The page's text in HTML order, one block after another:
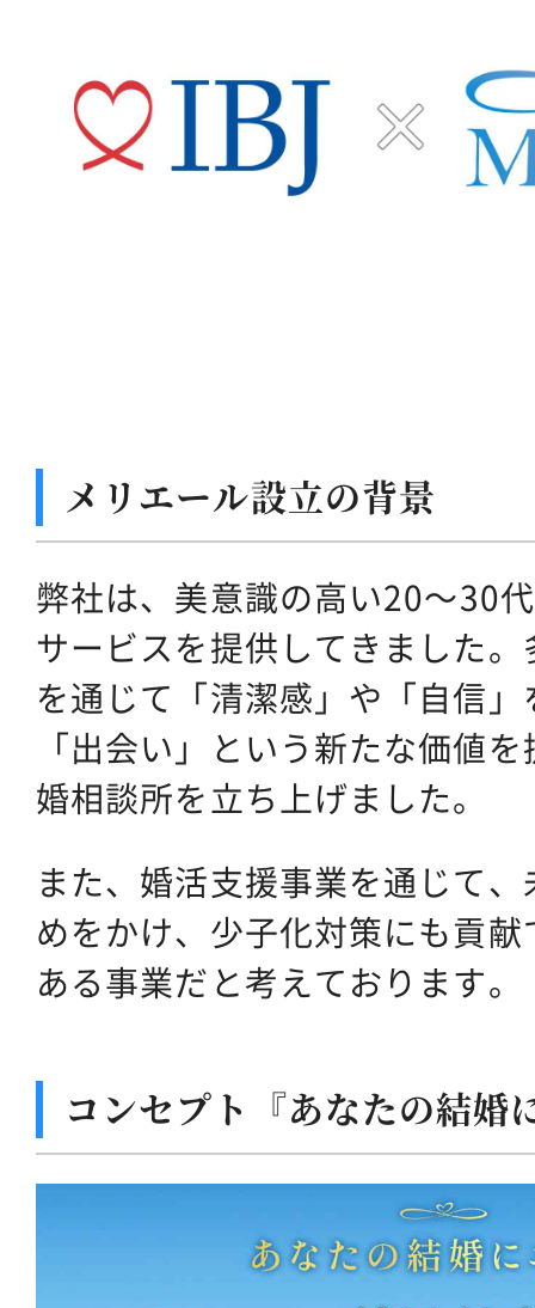
メリエール設立の背景
弊社は、美意識の高い20～30
サービスを提供してきました
を通じて「清潔感」や「自信
「出会い」という新たな価値
婚相談所を立ち上げました。
また、婚活支援事業を通じて
めをかけ、少子化対策にも貢
ある事業だと考えております。
コンセプト『あなたの結婚